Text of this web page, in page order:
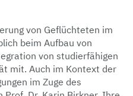
von Geflüchteten im
beim Aufbau von
von studierfähigen
mit. Auch im Kontext der
im Zuge des